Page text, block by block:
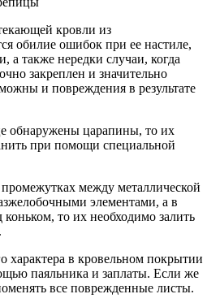
кровли из
обилие ошибок при ее настиле,
а также нередки случаи, когда
закреплен и значительно
и повреждения в результате
обнаружены царапины, то их
при помощи специальной
между металлической
элементами, а в
то их необходимо залить
характера в кровельном покрытии
паяльника и заплаты. Если же
все поврежденные листы.